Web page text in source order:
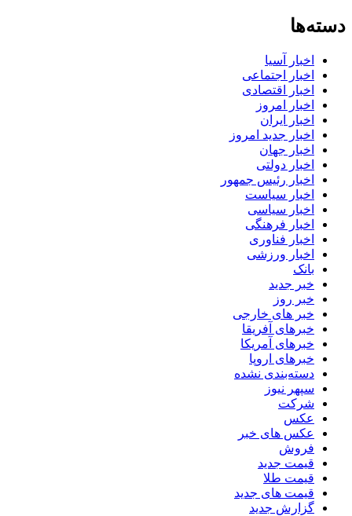
دسته‌ها
اخبار آسیا
اخبار اجتماعی
اخبار اقتصادی
اخبار امروز
اخبار ایران
اخبار جدید امروز
اخبار جهان
اخبار دولتی
اخبار رئیس جمهور
اخبار سیاست
اخبار سیاسی
اخبار فرهنگی
اخبار فناوری
اخبار ورزشی
بانک
خبر جدید
خبر روز
خبر های خارجی
خبرهای آفریقا
خبرهای آمریکا
خبرهای اروپا
دسته‌بندی نشده
سپهر نیوز
شرکت
عکس
عکس های خبر
فروش
قیمت جدید
قیمت طلا
قیمت های جدید
گزارش جدید